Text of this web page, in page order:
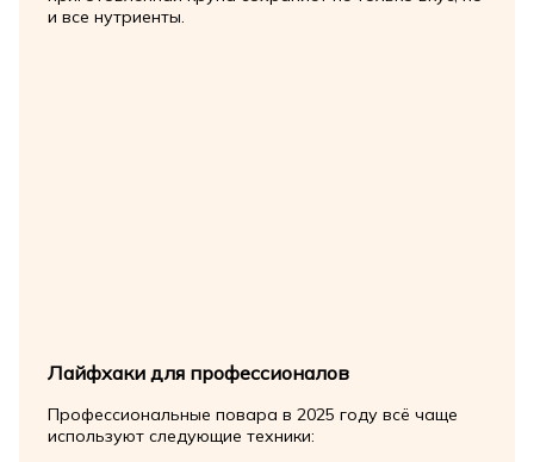
и все нутриенты.
Лайфхаки для профессионалов
Профессиональные повара в 2025 году всё чаще
используют следующие техники: